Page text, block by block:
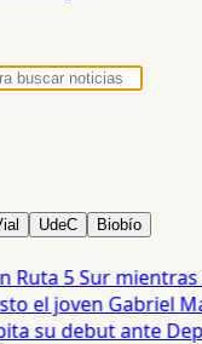
UdeC Biobío
5 Sur mientras
el joven Gabriel
su debut ante